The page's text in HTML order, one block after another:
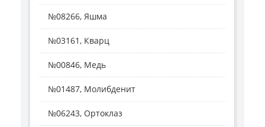
№08266, Яшма
№03161, Кварц
№00846, Медь
№01487, Молибденит
№06243, Ортоклаз